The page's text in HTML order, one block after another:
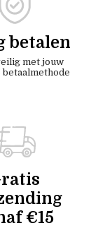
betalen
met jouw
€15